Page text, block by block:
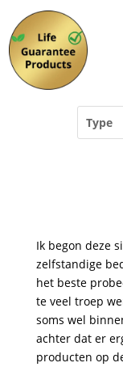
Ik begon deze
zelfstandige
het beste
te veel troep
soms wel
achter dat er
producten op